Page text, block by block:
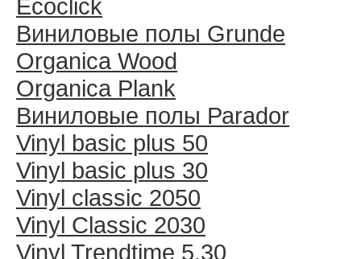
Ecoclick
Виниловые полы Grunde
Organica Wood
Organica Plank
Виниловые полы Раrador
Vinyl basic plus 50
Vinyl basic plus 30
Vinyl classic 2050
Vinyl Classic 2030
Vinyl Trendtime 5.30